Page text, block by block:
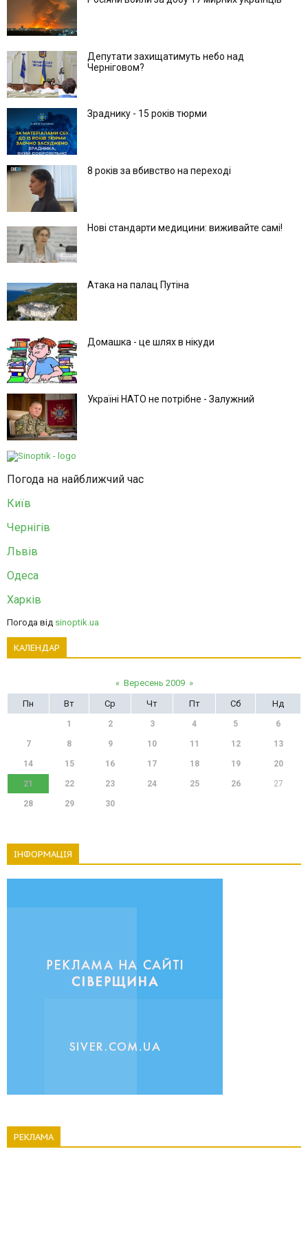
Депутати захищатимуть небо над
Черніговом?
Зраднику - 15 років тюрми
8 років за вбивство на переході
Нові стандарти медицини: виживайте самі!
Атака на палац Путіна
Домашка - це шлях в нікуди
Україні НАТО не потрібне - Залужний
Погода на найближчий час
Київ
Чернігів
Львів
Одеса
Харків
Погода від sinoptik.ua
КАЛЕНДАР
« Вересень 2009 »
Пн
Вт Ср Чт Пт Сб Нд
1 2 3 4 5 6
7 8 9 10 11 12 13
14 15 16 17 18 19 20
21 22 23 24 25 26 27
28 29 30
ІНФОРМАЦІЯ
РЕКЛАМА